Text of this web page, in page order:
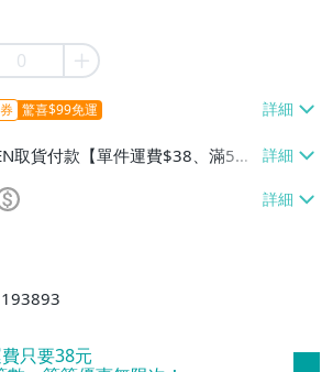
驚喜$99免運
取貨付款【單件運費$38、滿5件
$1299免運費】、7-ELEVEN取貨
免運費】、萊爾富取貨付款【單件
滿5件或消費滿$1299免運
配/貨運【單件運費$120、滿5件
只要38元